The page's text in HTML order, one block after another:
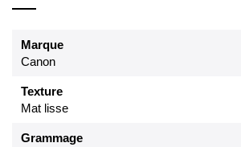
Marque
Canon
Texture
Mat lisse
Grammage